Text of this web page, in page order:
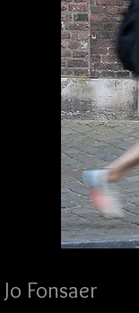
Jo Fonsaer